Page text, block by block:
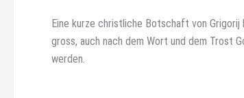
Eine kurze christliche Botschaft von
gross, auch nach dem Wort und dem Trost
werden.